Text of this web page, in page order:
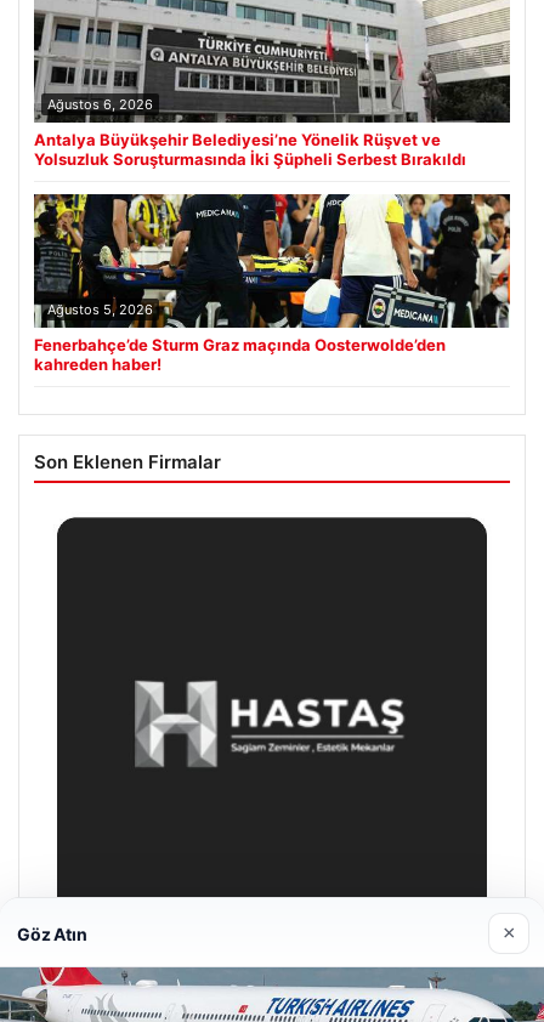
Ağustos 6, 2026
Antalya Büyükşehir Belediyesi’ne Yönelik Rüşvet ve
Yolsuzluk Soruşturmasında İki Şüpheli Serbest Bırakıldı
Ağustos 5, 2026
Fenerbahçe’de Sturm Graz maçında Oosterwolde’den
kahreden haber!
Son Eklenen Firmalar
Prenses Night Club
Göz Atın ×